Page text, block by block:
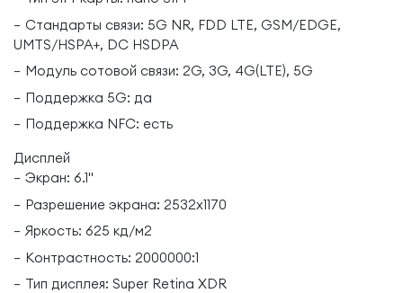
Стандарты связи: 5G NR, FDD LTE, GSM/EDGE,
UMTS/HSPA+, DC HSDPA
Модуль сотовой связи: 2G, 3G, 4G(LTE), 5G
Поддержка 5G: да
Поддержка NFC: есть
Дисплей
Экран: 6.1"
Разрешение экрана: 2532x1170
Яркость: 625 кд/м2
Контрастность: 2000000:1
Тип дисплея: Super Retina XDR